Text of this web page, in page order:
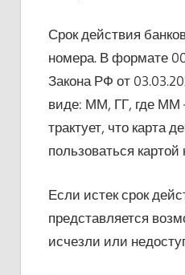
Срок действия
номера. В формате
Закона РФ от
виде: ММ, ГГ, где ММ
трактует, что карта
пользоваться
Если истек срок
представляется
исчезли или